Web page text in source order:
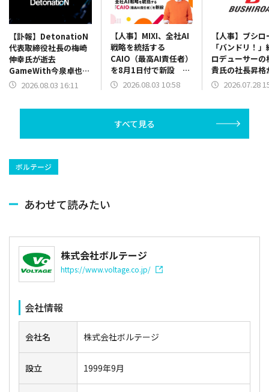
【訃報】DetonatioN
代表取締役社長の梅崎
伸幸氏が逝去
GameWith今泉卓也社
長が後任に
2026.08.03 16:11
【人事】MIXI、全社AI
戦略を統括する
CAIO（最高AI責任者）
を8月1日付で新設 取
締役上級執行役員の村
2026.08.03 10:58
【人事】ブシ
「バンドリ！
ロデューサーの
貴氏の社長昇格
定 木谷高明社
2026.07.28
すべて見る
ボルテージ
あわせて読みたい
株式会社ボルテージ
https://www.voltage.co.jp/
会社情報
会社名 株式会社ボルテージ
設立 1999年9月